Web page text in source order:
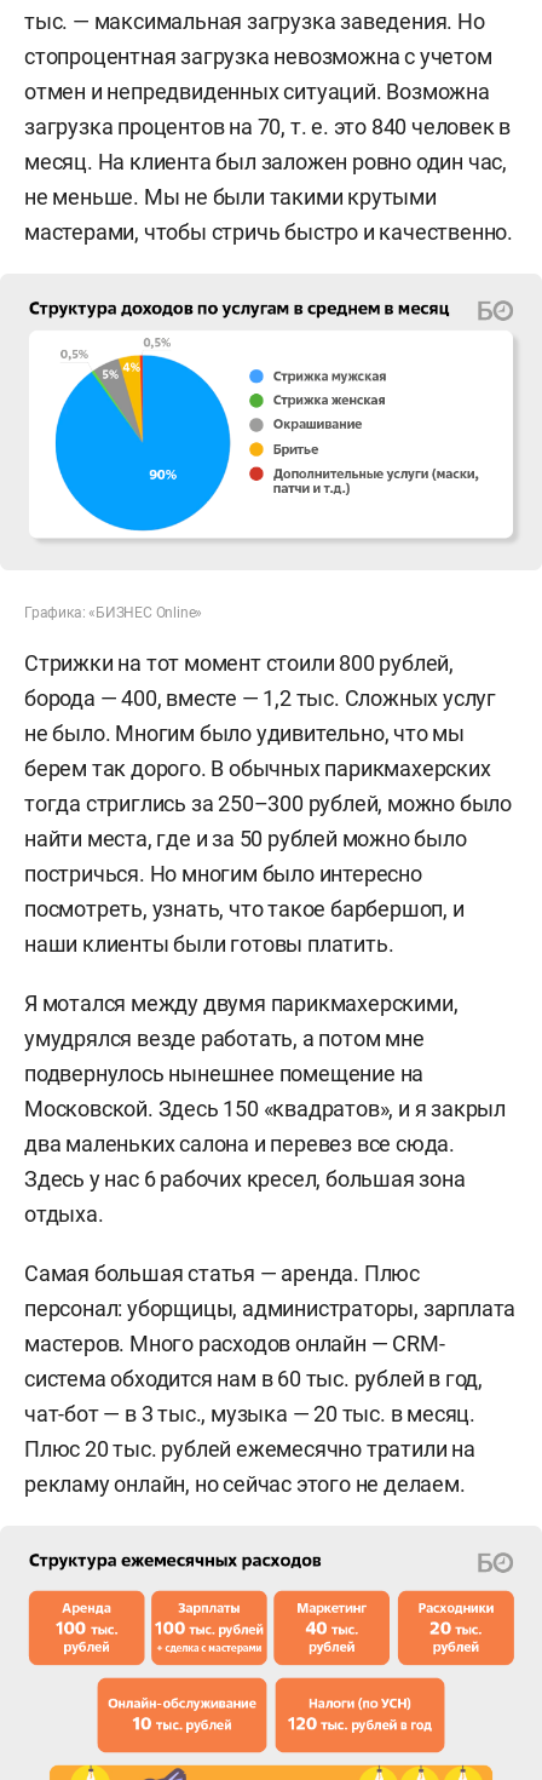
тыс. — максимальная загрузка заведения. Но
стопроцентная загрузка невозможна с учетом
отмен и непредвиденных ситуаций. Возможна
загрузка процентов на 70, т. е. это 840 человек в
месяц. На клиента был заложен ровно один час,
не меньше. Мы не были такими крутыми
мастерами, чтобы стричь быстро и качественно.
Графика: «БИЗНЕС Online»
Стрижки на тот момент стоили 800 рублей,
борода — 400, вместе — 1,2 тыс. Сложных услуг
не было. Многим было удивительно, что мы
берем так дорого. В обычных парикмахерских
тогда стриглись за 250–300 рублей, можно было
найти места, где и за 50 рублей можно было
постричься. Но многим было интересно
посмотреть, узнать, что такое барбершоп, и
наши клиенты были готовы платить.
Я мотался между двумя парикмахерскими,
умудрялся везде работать, а потом мне
подвернулось нынешнее помещение на
Московской. Здесь 150 «квадратов», и я закрыл
два маленьких салона и перевез все сюда.
Здесь у нас 6 рабочих кресел, большая зона
отдыха.
Самая большая статья — аренда. Плюс
персонал: уборщицы, администраторы, зарплата
мастеров. Много расходов онлайн — CRM-
система обходится нам в 60 тыс. рублей в год,
чат-бот — в 3 тыс., музыка — 20 тыс. в месяц.
Плюс 20 тыс. рублей ежемесячно тратили на
рекламу онлайн, но сейчас этого не делаем.